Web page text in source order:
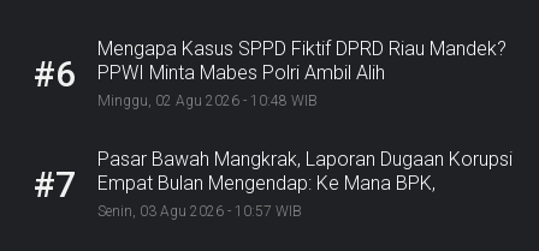
#6
Mengapa Kasus SPPD Fiktif DPRD Riau Mandek?
PPWI Minta Mabes Polri Ambil Alih
Minggu, 02 Agu 2026 - 10:48 WIB
#7
Pasar Bawah Mangkrak, Laporan Dugaan Korupsi
Empat Bulan Mengendap: Ke Mana BPK,
Inspektorat, dan Kejaksaan?
Senin, 03 Agu 2026 - 10:57 WIB